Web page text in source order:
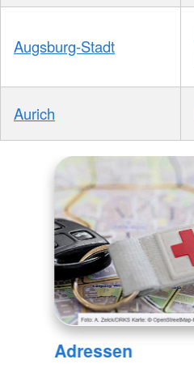
Augsburg-Stadt
Aurich
Adressen